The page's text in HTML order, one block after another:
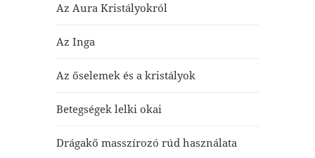
Az Aura Kristályokról
Az Inga
Az őselemek és a kristályok
Betegségek lelki okai
Drágakő masszírozó rúd használata